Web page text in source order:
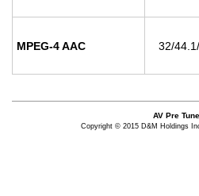
MPEG-4 AAC 32/
AV Pre
Copyright © 2015 D&M Holdings